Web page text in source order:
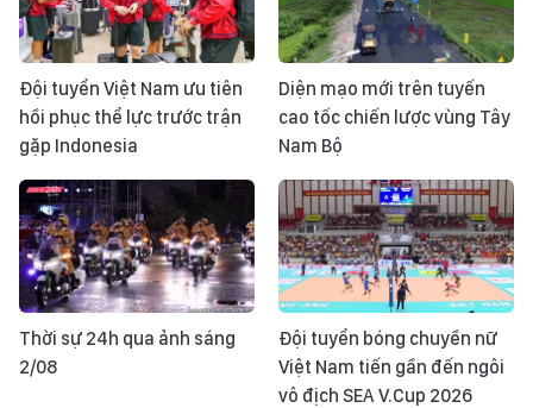
Đội tuyển Việt Nam ưu tiên
hồi phục thể lực trước trận
gặp Indonesia
Diện mạo mới trên tuyến
cao tốc chiến lược vùng Tây
Nam Bộ
Thời sự 24h qua ảnh sáng
2/08
Đội tuyển bóng chuyền nữ
Việt Nam tiến gần đến ngôi
vô địch SEA V.Cup 2026